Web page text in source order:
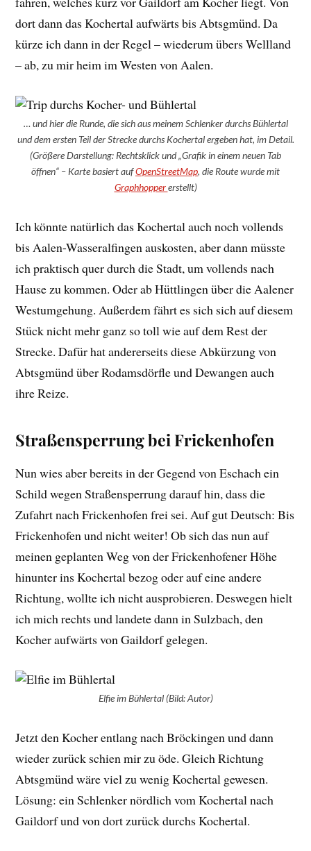
dort dann das Kochertal aufwärts bis Abtsgmünd. Da
kürze ich dann in der Regel – wiederum übers Wellland
– ab, zu mir heim im Westen von Aalen.
… und hier die Runde, die sich aus meinem Schlenker durchs Bühlertal
und dem ersten Teil der Strecke durchs Kochertal ergeben hat, im Detail.
(Größere Darstellung: Rechtsklick und „Grafik in einem neuen Tab
öffnen“ – Karte basiert aufOpenStreetMap, die Route wurde mit
Graphhoppererstellt)
Ich könnte natürlich das Kochertal auch noch vollends
bis Aalen-Wasseralfingen auskosten, aber dann müsste
ich praktisch quer durch die Stadt, um vollends nach
Hause zu kommen. Oder ab Hüttlingen über die Aalener
Westumgehung. Außerdem fährt es sich sich auf diesem
Stück nicht mehr ganz so toll wie auf dem Rest der
Strecke. Dafür hat andererseits diese Abkürzung von
Abtsgmünd über Rodamsdörfle und Dewangen auch
ihre Reize.
Straßensperrung bei Frickenhofen
Nun wies aber bereits in der Gegend von Eschach ein
Schild wegen Straßensperrung darauf hin, dass die
Zufahrt nach Frickenhofen frei sei. Auf gut Deutsch: Bis
Frickenhofen und nicht weiter! Ob sich das nun auf
meinen geplanten Weg von der Frickenhofener Höhe
hinunter ins Kochertal bezog oder auf eine andere
Richtung, wollte ich nicht ausprobieren. Deswegen hielt
ich mich rechts und landete dann in Sulzbach, den
Kocher aufwärts von Gaildorf gelegen.
Elfie im Bühlertal (Bild: Autor)
Jetzt den Kocher entlang nach Bröckingen und dann
wieder zurück schien mir zu öde. Gleich Richtung
Abtsgmünd wäre viel zu wenig Kochertal gewesen.
Lösung: ein Schlenker nördlich vom Kochertal nach
Gaildorf und von dort zurück durchs Kochertal.